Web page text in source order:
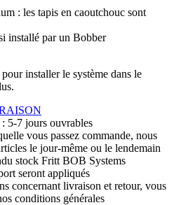
: les tapis en caoutchouc sont
installé par un Bobber
installer le système dans le
5-7 jours ouvrables
vous passez commande, nous
le jour-même ou le lendemain
stock Fritt BOB Systems
seront appliqués
concernant livraison et retour, vous
conditions générales